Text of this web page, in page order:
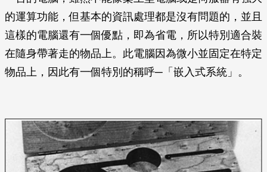
的運算功能，但基本的資訊處理都是沒有問題的，並且
這樣的電腦還有一個優點，即為省電，所以特別適合裝
在隨身帶著走的物品上。此電腦因為微小並固定在特定
物品上，因此有一個特別的稱呼─「嵌入式系統」。